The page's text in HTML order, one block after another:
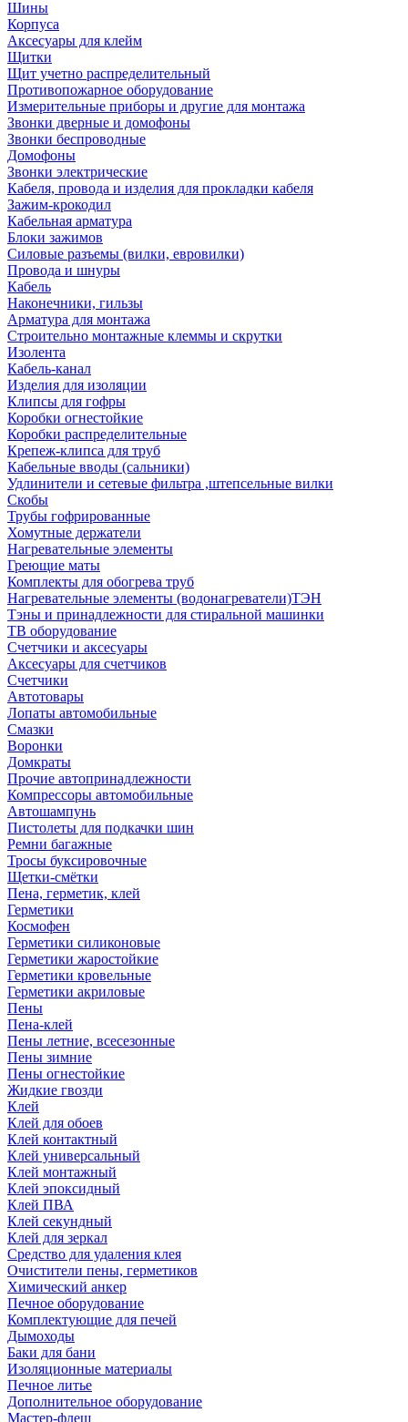
Шины
Корпуса
Аксесуары для клейм
Щитки
Щит учетно распределительный
Противопожарное оборудование
Измерительные приборы и другие для монтажа
Звонки дверные и домофоны
Звонки беспроводные
Домофоны
Звонки электрические
Кабеля, провода и изделия для прокладки кабеля
Зажим-крокодил
Кабельная арматура
Блоки зажимов
Силовые разъемы (вилки, евровилки)
Провода и шнуры
Кабель
Наконечники, гильзы
Арматура для монтажа
Строительно монтажные клеммы и скрутки
Изолента
Кабель-канал
Изделия для изоляции
Клипсы для гофры
Коробки огнестойкие
Коробки распределительные
Крепеж-клипса для труб
Кабельные вводы (сальники)
Удлинители и сетевые фильтра ,штепсельные вилки
Скобы
Трубы гофрированные
Хомутные держатели
Нагревательные элементы
Греющие маты
Комплекты для обогрева труб
Нагревательные элементы (водонагреватели)ТЭН
Тэны и принадлежности для стиральной машинки
ТВ оборудование
Счетчики и аксесуары
Аксесуары для счетчиков
Счетчики
Автотовары
Лопаты автомобильные
Смазки
Воронки
Домкраты
Прочие автопринадлежности
Компрессоры автомобильные
Автошампунь
Пистолеты для подкачки шин
Ремни багажные
Тросы буксировочные
Щетки-смётки
Пена, герметик, клей
Герметики
Космофен
Герметики силиконовые
Герметики жаростойкие
Герметики кровельные
Герметики акриловые
Пены
Пена-клей
Пены летние, всесезонные
Пены зимние
Пены огнестойкие
Жидкие гвозди
Клей
Клей для обоев
Клей контактный
Клей универсальный
Клей монтажный
Клей эпоксидный
Клей ПВА
Клей секундный
Клей для зеркал
Средство для удаления клея
Очистители пены, герметиков
Химический анкер
Печное оборудование
Комплектующие для печей
Дымоходы
Баки для бани
Изоляционные материалы
Печное литье
Дополнительное оборудование
Мастер-флеш